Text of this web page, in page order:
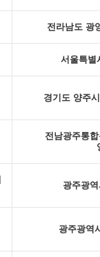
전라남도 광
서울특별
경기도 양주
전남광주통
광주광
광주광역